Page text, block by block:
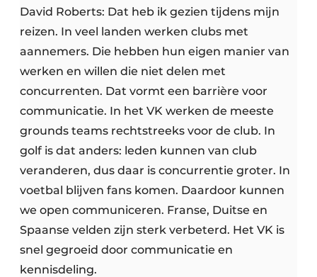
David Roberts: Dat heb ik gezien tijdens mijn
reizen. In veel landen werken clubs met
aannemers. Die hebben hun eigen manier van
werken en willen die niet delen met
concurrenten. Dat vormt een barrière voor
communicatie. In het VK werken de meeste
grounds teams rechtstreeks voor de club. In
golf is dat anders: leden kunnen van club
veranderen, dus daar is concurrentie groter. In
voetbal blijven fans komen. Daardoor kunnen
we open communiceren. Franse, Duitse en
Spaanse velden zijn sterk verbeterd. Het VK is
snel gegroeid door communicatie en
kennisdeling.